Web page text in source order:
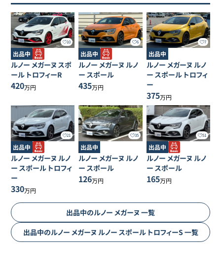
10
出品中
ルノー メガーヌ スポ
ール トロフィーR
420万円
6
出品中
ルノー メガーヌ ルノ
ー スポール
435万円
7
出品中
ルノー メガーヌ ルノ
ー スポール トロフィ
ー
375万円
21
出品中
ルノー メガーヌ ルノ
ー スポール トロフィ
ー
330万円
35
出品中
ルノー メガーヌ ルノ
ー スポール
126万円
51
出品中
ルノー メガーヌ ルノ
ー スポール
165万円
出品中のルノー メガーヌ 一覧
出品中のルノー メガーヌ ルノー スポール トロフィーS一覧